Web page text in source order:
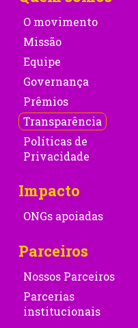
O movimento
Missão
Equipe
Governança
Prêmios
Transparência
Políticas de
Privacidade
Impacto
ONGs apoiadas
Parceiros
Nossos Parceiros
Parcerias
institucionais